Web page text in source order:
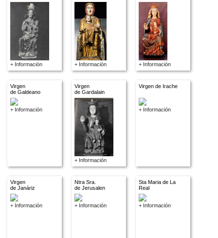
+ Información + Información + Información
Virgen
de Galdeano
+ Información
Virgen
de Gardalain
+ Información
Virgen de Irache
+ Información
Virgen
de Janáriz
+ Información
Ntra Sra.
de Jerusalen
+ Información
Sta Maria de La
Real
+ Información